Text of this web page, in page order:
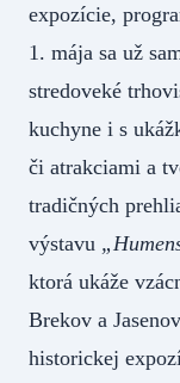
expozície,
1. mája sa už
stredoveké
kuchyne i s
či atrakciami a
tradičných
výstavu
ktorá ukáže
Brekov a
historickej